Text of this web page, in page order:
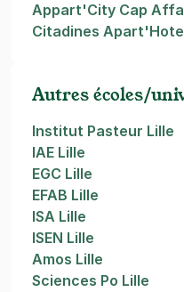
Appart'City Cap
Citadines
Autres écoles/
Institut Pasteur Lille
IAE Lille
EGC Lille
EFAB Lille
ISA Lille
ISEN Lille
Amos Lille
Sciences Po Lille